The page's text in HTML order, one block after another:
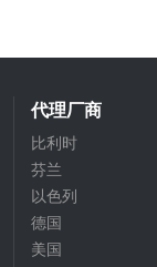
代理厂商
比利时
芬兰
以色列
德国
美国